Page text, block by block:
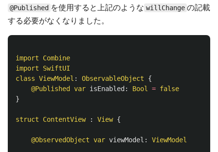
@Published を使用すると上記のような willChange の記載
する必要がなくなりました。
import
Combine
import
SwiftUI
class ViewModel : ObservableObject
{
@Published
var isEnabled : Bool = false
}
struct ContentView : View {
@ObservedObject var viewModel : ViewModel